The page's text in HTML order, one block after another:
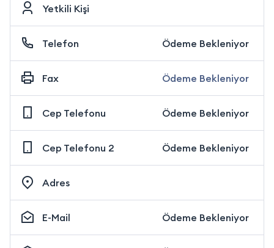
Yetkili Kişi
Telefon Ödeme Bekleniyor
Fax Ödeme Bekleniyor
Cep Telefonu Ödeme Bekleniyor
Cep Telefonu 2 Ödeme Bekleniyor
Adres
E-Mail Ödeme Bekleniyor